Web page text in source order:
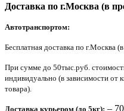
Доставка по г.Москва (в
Автотранспортом:
Бесплатная доставка по г.Москва
При сумме до 50тыс.руб.
индивидуально (в зависимости от
товара).
Доставка курьером (до 5кг): –